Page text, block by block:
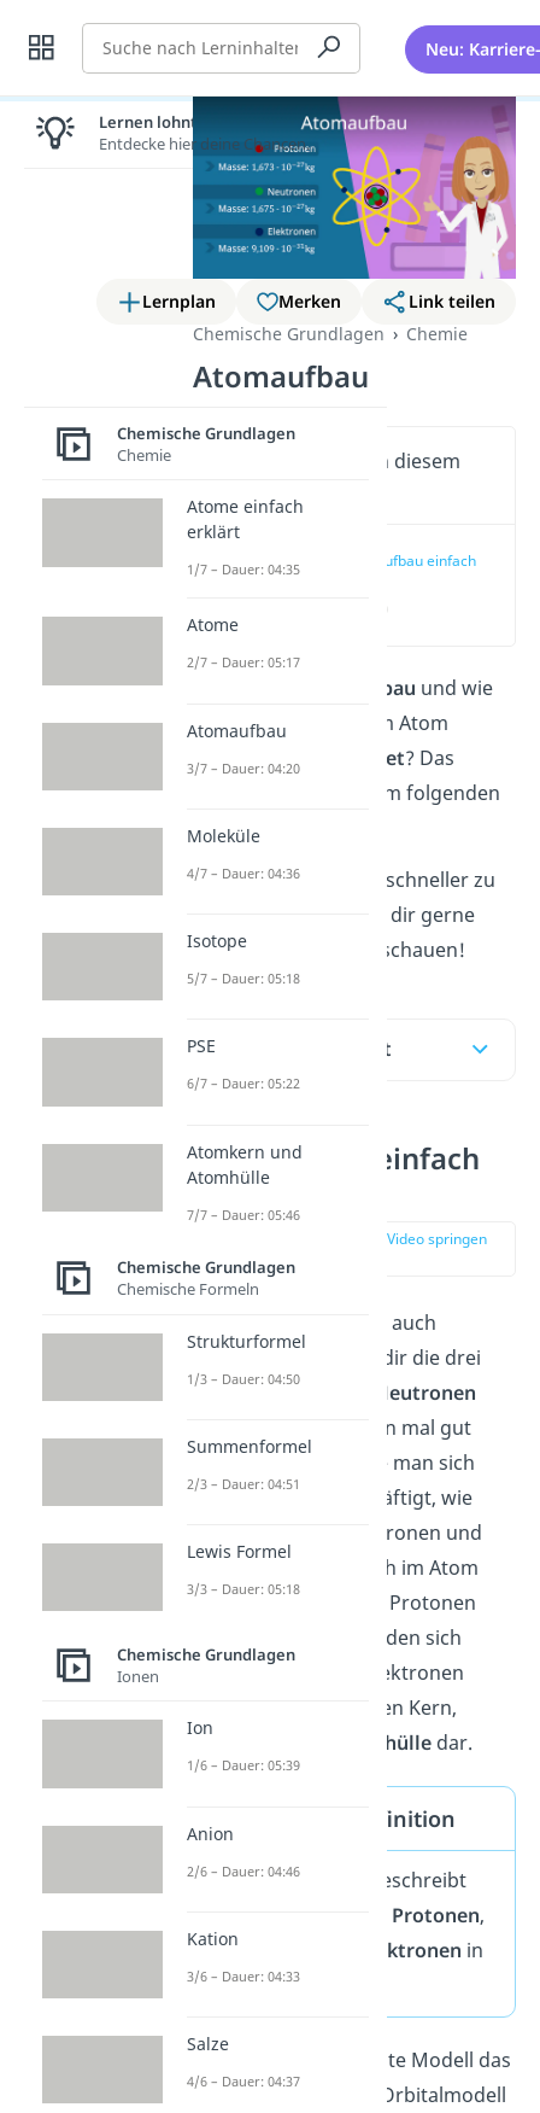
Suche Neu:
Lernplan Merken
Link teilen
Chemische Grundlagen
Chemie
Atomaufbau
Wichtige Inhalte in diesem
Atomaufbau einfach
(00:14)
Atomaufbau und wie
sind deine Teilchen im Atom
überhauptangeordnet? Das
erklären wir dir in dem folgenden
Beitrag.
Um das Thema noch schneller zu
verstehen, kannst du dir gerne
unser
dazu anschauen!
Inhaltsübersicht
Atomaufbau einfach
erklärt
zur Stelle im Video springen
oder auch
Atombau solltest du dir die drei
BegriffeProtonen
Neutronen
schon mal gut
merken. Früher hatte man sich
lange darüber beschäftigt, wie
denn Protonen, Neutronen und
Elektronen tatsächlich im Atom
angeordnet sind. Die Protonen
und Neutronen befinden sich
dabei im
Die Elektronen
kreisen hierbei um den Kern,
stellen also die
Atomhülledar.
Atomaufbau Definition
Der Atomaufbau beschreibt
Protonen,
Neutronen
Elektronen in
einemAtom.
Heute ist das aktuellste Modell das
Orbitalmodell
. Das Orbitalmodell
Lernen lohnt sich!
Entdecke hier deine Chancen.
Chemische Grundlagen
Chemie
Atome einfach
erklärt
1/7 – Dauer: 04:35
Atome
2/7 – Dauer: 05:17
Atomaufbau
3/7 – Dauer: 04:20
Moleküle
4/7 – Dauer: 04:36
Isotope
5/7 – Dauer: 05:18
PSE
6/7 – Dauer: 05:22
Atomkern und
Atomhülle
7/7 – Dauer: 05:46
Chemische Grundlagen
Chemische Formeln
Strukturformel
1/3 – Dauer: 04:50
Summenformel
2/3 – Dauer: 04:51
Lewis Formel
3/3 – Dauer: 05:18
Chemische Grundlagen
Ionen
Ion
1/6 – Dauer: 05:39
Anion
2/6 – Dauer: 04:46
Kation
3/6 – Dauer: 04:33
Salze
4/6 – Dauer: 04:37